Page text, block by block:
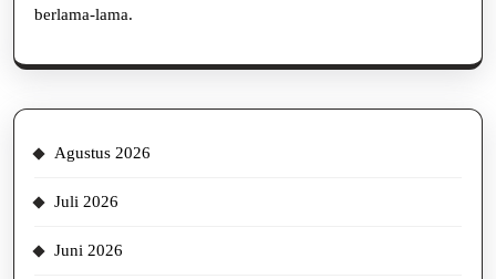
berlama-lama.
Agustus 2026
Juli 2026
Juni 2026